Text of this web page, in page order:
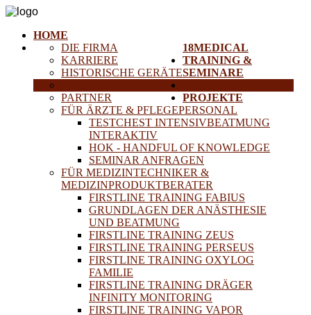
HOME
18MEDICAL
DIE FIRMA
KARRIERE
HISTORISCHE GERÄTE
PARTNER
TRAINING &
SEMINARE
FÜR ÄRZTE & PFLEGEPERSONAL
TESTCHEST INTENSIVBEATMUNG
INTERAKTIV
HOK - HANDFUL OF KNOWLEDGE
SEMINAR ANFRAGEN
FÜR MEDIZINTECHNIKER &
MEDIZINPRODUKTBERATER
FIRSTLINE TRAINING FABIUS
GRUNDLAGEN DER ANÄSTHESIE
UND BEATMUNG
FIRSTLINE TRAINING ZEUS
FIRSTLINE TRAINING PERSEUS
FIRSTLINE TRAINING OXYLOG
FAMILIE
FIRSTLINE TRAINING DRÄGER
INFINITY MONITORING
FIRSTLINE TRAINING VAPOR
PROJEKTE